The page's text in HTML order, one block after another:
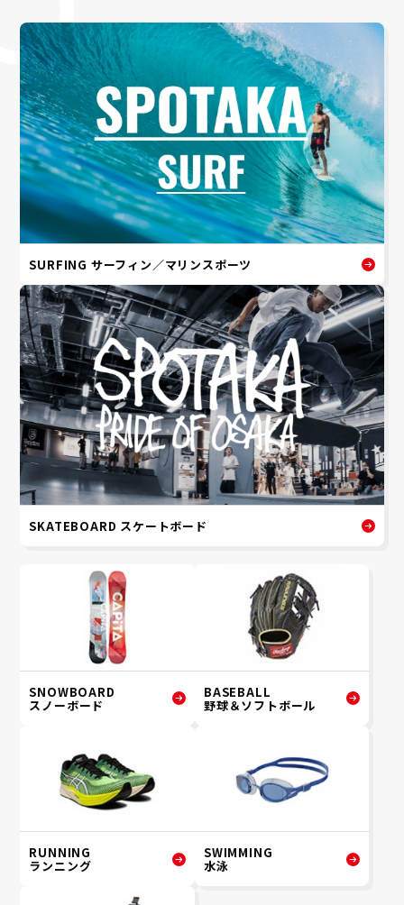
SURFING サーフィン／マリンスポーツ
SKATEBOARD スケートボード
SNOWBOARD
スノーボード
BASEBALL
野球＆ソフトボール
RUNNING
ランニング
SWIMMING
水泳